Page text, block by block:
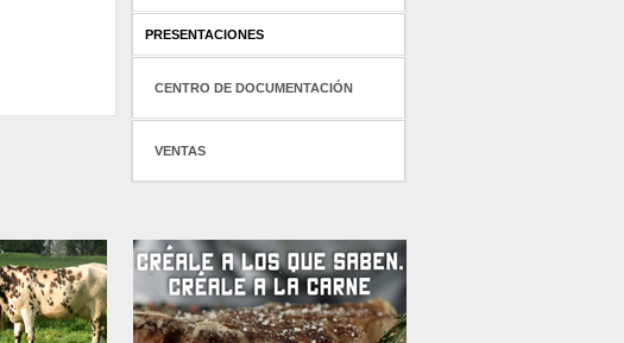
PRESENTACIONES
CENTRO DE DOCUMENTACIÓN
VENTAS